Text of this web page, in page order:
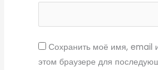
Сохранить моё имя, email
этом браузере для